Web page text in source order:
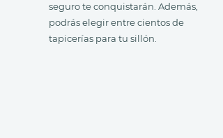
seguro te conquistarán. Además,
podrás elegir entre cientos de
tapicerías para tu sillón.